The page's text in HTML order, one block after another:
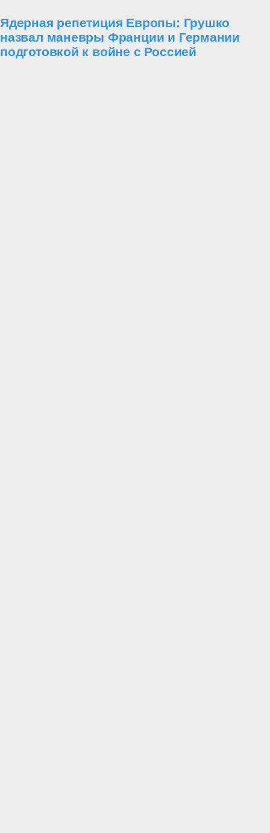
Ядерная репетиция Европы: Грушко
назвал маневры Франции и Германии
подготовкой к войне с Россией